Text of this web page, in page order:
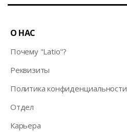
О НАС
Почему "Latio"?
Pеквизиты
Политика конфиденциальности
Отдел
Карьера